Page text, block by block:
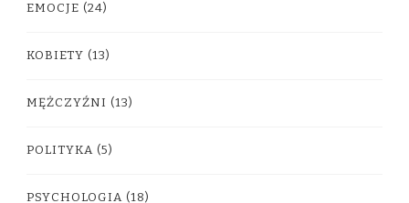
EMOCJE (24)
KOBIETY (13)
MĘŻCZYŹNI (13)
POLITYKA (5)
PSYCHOLOGIA (18)